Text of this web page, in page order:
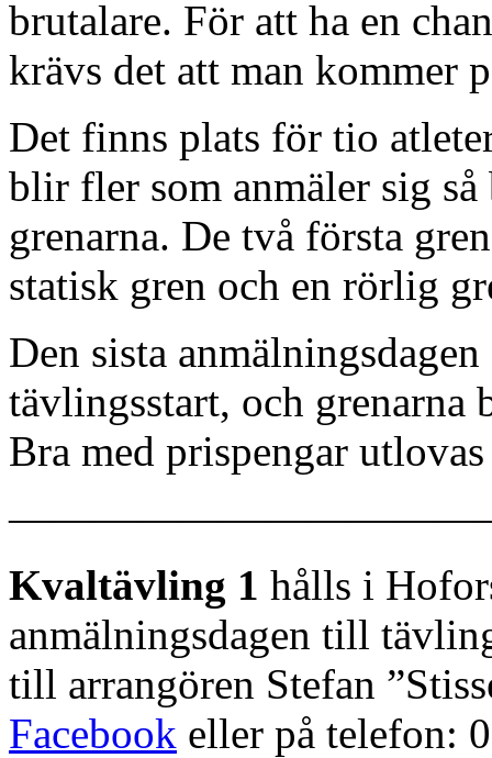
brutalare. För att ha en
krävs det att man kommer
Det finns plats för tio
blir fler som anmäler sig
grenarna. De två första
statisk gren och en rörlig
Den sista
tävlingsstart, och
Bra med prispengar
Kvaltävling 1 hålls i
anmälningsdagen till
till arrangören Stefan
Facebook eller på telefon: